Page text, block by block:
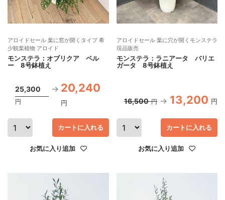
アロイドセール 葉に窓が開くタイプ 希
少観葉植物 アロイド
モンステラ：オブリクア ペル
ー 8号鉢植え
25,300
円
20,240
円
お気に入り追加
カートに入れる
アロイドセール 葉に穴が開くモンステラ
現品販売
モンステラ：ラニアータ バリエ
ガータ 8号鉢植え
16,500 円 13,200 円
お気に入り追加
カートに入れる